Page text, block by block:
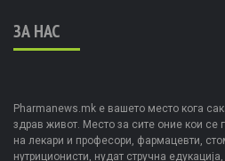
ЗА НАС
Pharmanews.mk е вашето место кога
здрав живот. Место за сите оние кои се
на лекари и професори, фармацевти,
нутриционисти, нудат стручна